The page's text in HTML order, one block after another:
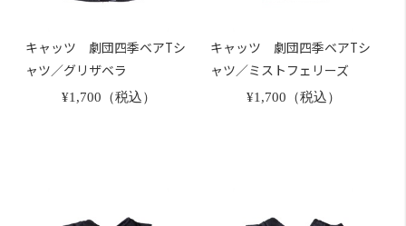
キャッツ 劇団四季ベアTシ
ャツ／グリザベラ
¥1,700（税込）
キャッツ 劇団四季ベアTシ
ャツ／ミストフェリーズ
¥1,700（税込）